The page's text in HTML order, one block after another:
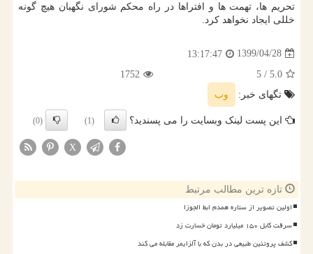
تحریم ها، تهمت ها و افتراها در راه محکم شورای نگهبان هیچ گونه
خللی ایجاد نخواهد کرد.
1399/04/28
13:17:47
5.0
/ 5
1752
تگهای خبر:
وب
این پست لینک وبسایت را می پسندید؟ (1)
(0)
X
تازه ترین مطالب مرتبط
اولین تصویر از ستاره همدم ابط الجوزا
سرقت کابل ۱۵۰ میلیارد تومان خسارت زد
کشف پروتئین طبیعی در بدن که با آلزایمر مقابله می کند